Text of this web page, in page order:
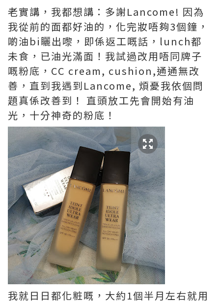
老實講，我都想講：多謝Lancome! 因為
我從前的面都好油的，化完妝唔夠3個鐘，
啲油bi矖出嚟，即係返工嘅話，lunch都
未食，已油光滿面！我試過改用唔同牌子
嘅粉底，CC cream, cushion,通通無改
善，直到我遇到Lancome, 煩憂我依個問
題真係改善到！ 直頭放工先會開始有油
光，十分神奇的粉底！
我就日日都化粧嘅，大約1個半月左右就用